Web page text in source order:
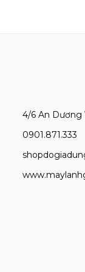
4/6 An Dương
0901.871.333